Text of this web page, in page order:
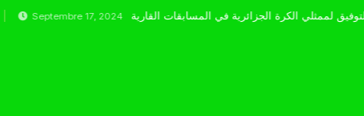
17, 2024